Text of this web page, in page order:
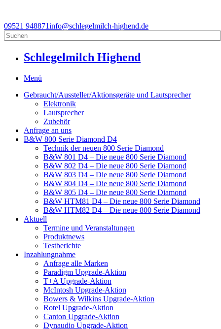
09521 948871info@schlegelmilch-highend.de
Schlegelmilch Highend
Menü
Gebraucht/Aussteller/Aktionsgeräte und Lautsprecher
Elektronik
Lautsprecher
Zubehör
Anfrage an uns
B&W 800 Serie Diamond D4
Technik der neuen 800 Serie Diamond
B&W 801 D4 – Die neue 800 Serie Diamond
B&W 802 D4 – Die neue 800 Serie Diamond
B&W 803 D4 – Die neue 800 Serie Diamond
B&W 804 D4 – Die neue 800 Serie Diamond
B&W 805 D4 – Die neue 800 Serie Diamond
B&W HTM81 D4 – Die neue 800 Serie Diamond
B&W HTM82 D4 – Die neue 800 Serie Diamond
Aktuell
Termine und Veranstaltungen
Produktnews
Testberichte
Inzahlungnahme
Anfrage alle Marken
Paradigm Upgrade-Aktion
T+A Upgrade-Aktion
McIntosh Upgrade-Aktion
Bowers & Wilkins Upgrade-Aktion
Rotel Upgrade-Aktion
Canton Upgrade-Aktion
Dynaudio Upgrade-Aktion